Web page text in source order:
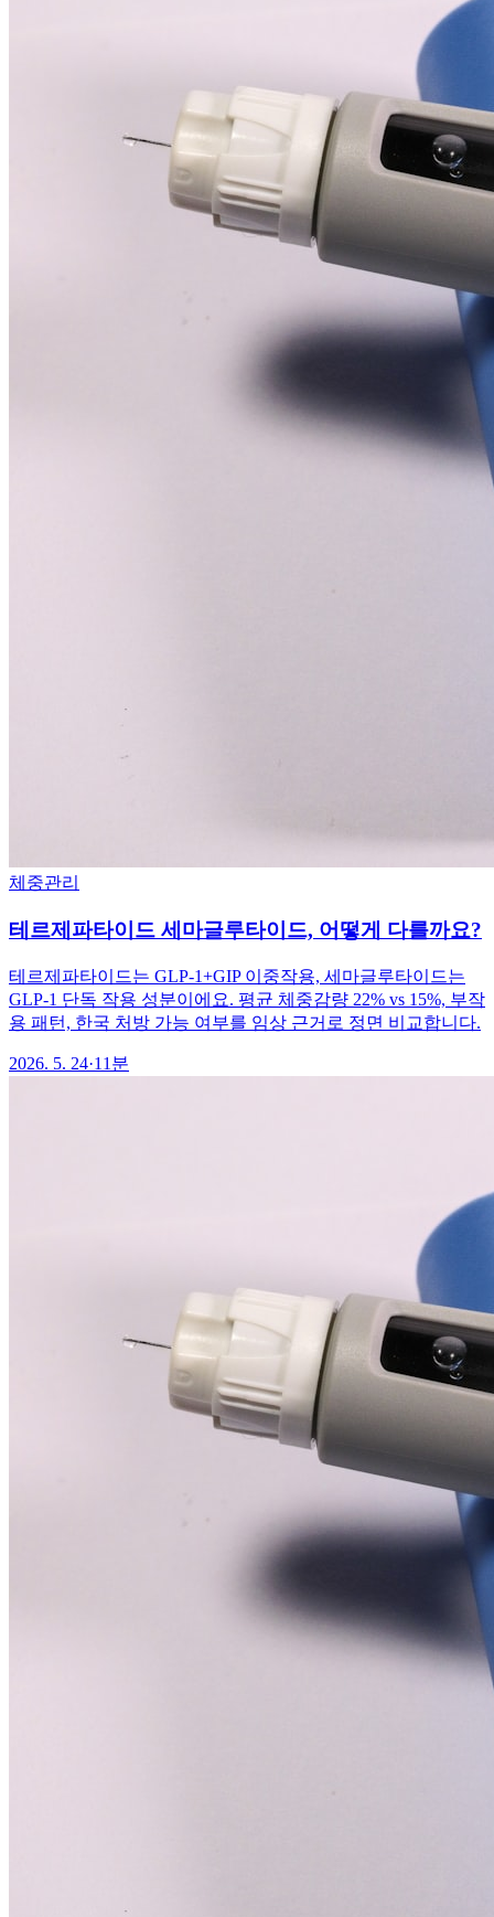
체중관리
테르제파타이드 세마글루타이드, 어떻게 다를까요?
테르제파타이드는 GLP-1+GIP 이중작용, 세마글루타이드는
GLP-1 단독 작용 성분이에요. 평균 체중감량 22% vs 15%, 부작
용 패턴, 한국 처방 가능 여부를 임상 근거로 정면 비교합니다.
2026. 5. 24·11분